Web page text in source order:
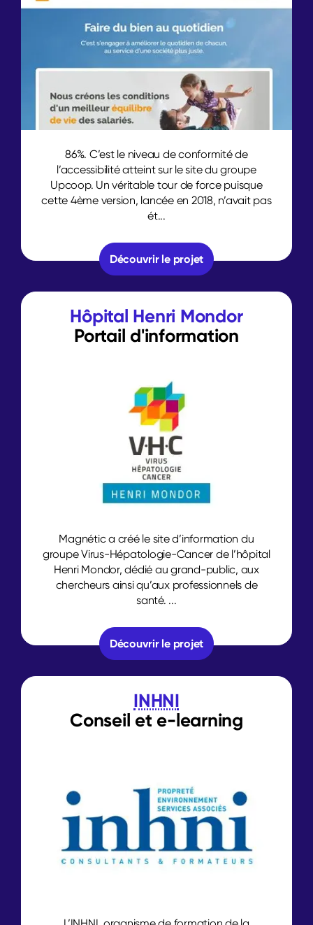
86%. C’est le niveau de conformité de
l’accessibilité atteint sur le site du groupe
Upcoop. Un véritable tour de force puisque
cette 4ème version, lancée en 2018, n’avait pas
ét...
Découvrir le projet
Hôpital Henri Mondor
Portail d'information
Magnétic a créé le site d’information du
groupe Virus-Hépatologie-Cancer de l’hôpital
Henri Mondor, dédié au grand-public, aux
chercheurs ainsi qu’aux professionnels de
santé. ...
Découvrir le projet
INHNI
Conseil ete-learning